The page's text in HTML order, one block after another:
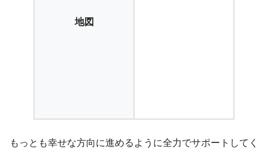
地図
もっとも幸せな方向に進めるように全力でサポートしてく